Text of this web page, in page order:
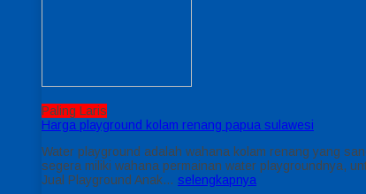
Paling Laris
Harga playground kolam renang papua sulawesi
Water playground adalah wahana kolam renang yang
segera miliki wahana permainan water playgroundnya,
Jual Playground Anak… selengkapnya